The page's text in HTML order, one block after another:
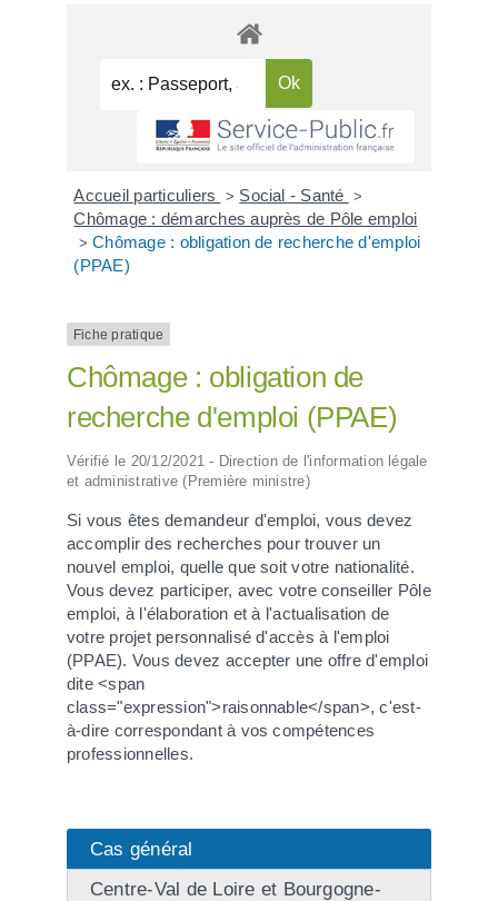
Accueil particuliers > Social - Santé >
Chômage : démarches auprès de Pôle emploi
> Chômage : obligation de recherche d'emploi
(PPAE)
Fiche pratique
Chômage : obligation de
recherche d'emploi (PPAE)
Vérifié le 20/12/2021 - Direction de l'information légale
et administrative (Première ministre)
Si vous êtes demandeur d'emploi, vous devez
accomplir des recherches pour trouver un
nouvel emploi, quelle que soit votre nationalité.
Vous devez participer, avec votre conseiller Pôle
emploi, à l'élaboration et à l'actualisation de
votre projet personnalisé d'accès à l'emploi
(PPAE). Vous devez accepter une offre d'emploi
dite <span
class="expression">raisonnable</span>, c'est-
à-dire correspondant à vos compétences
professionnelles.
Cas général
Centre-Val de Loire et Bourgogne-